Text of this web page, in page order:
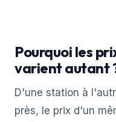
Pourquoi les
varient autant
D'une station à
près, le prix d'un